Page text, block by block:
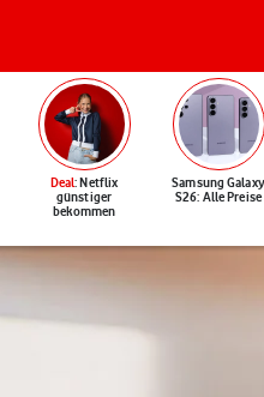
Deal: Netflix
günstiger
bekommen
Samsung Galaxy
S26: Alle Preise